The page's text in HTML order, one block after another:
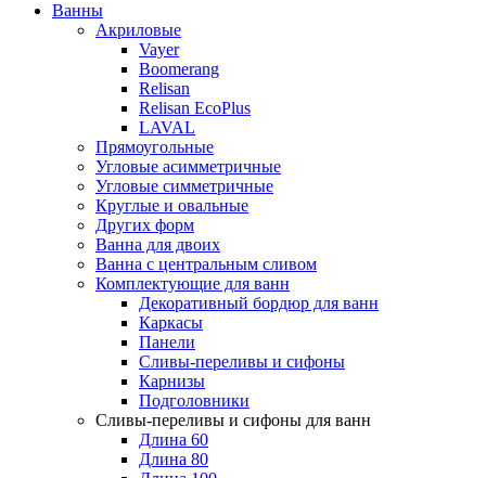
Ванны
Акриловые
Vayer
Boomerang
Relisan
Relisan EcoPlus
LAVAL
Прямоугольные
Угловые асимметричные
Угловые симметричные
Круглые и овальные
Других форм
Ванна для двоих
Ванна с центральным сливом
Комплектующие для ванн
Декоративный бордюр для ванн
Каркасы
Панели
Сливы-переливы и сифоны
Карнизы
Подголовники
Сливы-переливы и сифоны для ванн
Длина 60
Длина 80